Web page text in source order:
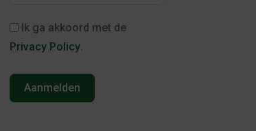
Ik ga akkoord met de
Privacy Policy.
Aanmelden